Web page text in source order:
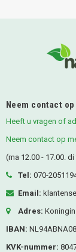
Neem contact op
Heeft u vragen of
Neem contact op
(ma 12.00 - 17.00.
Tel: 070-
Email:
Adres:
IBAN:
KVK-nummer: